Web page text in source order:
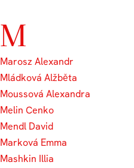
M
Marosz Alexandr
Mládková Alžběta
Moussová Alexandra
Melin Cenko
Mendl David
Marková Emma
Mashkin Illia